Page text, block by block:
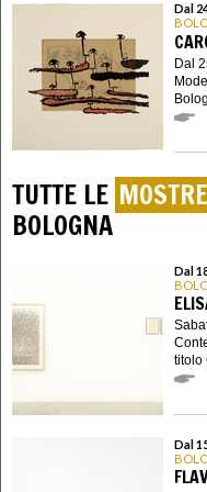
Dal
Dal
TUTTE LE MOSTRE
BOLOGNA
Dal
titolo
Dal